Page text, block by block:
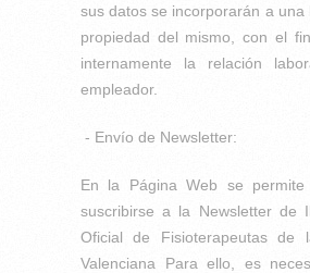
sus datos se incorporarán a una
propiedad del mismo, con el
internamente la relación
empleador.
- Envío de Newsletter:
En la Página Web se
suscribirse a la Newsletter de
Oficial de Fisioterapeutas de
Valenciana Para ello, es